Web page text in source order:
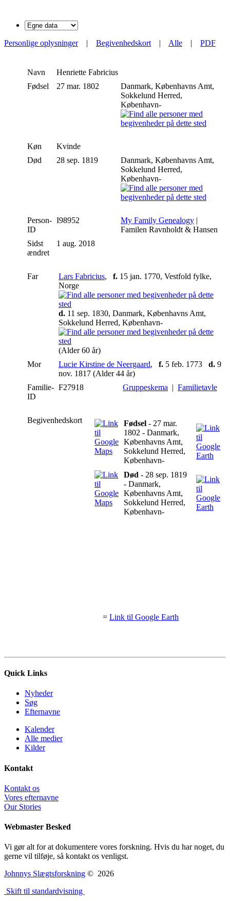
Personlige oplysninger| Begivenhedskort | Alle | PDF
Navn Henriette Fabricius
Fødsel
27 mar. 1802
Danmark, Københavns Amt,
Sokkelund Herred,
København-
Køn
Kvinde
Død
28 sep. 1819
Danmark, Københavns Amt,
Sokkelund Herred,
København-
Person-
ID
I98952 My Family Genealogy |
Familen Ravnholdt & Hansen
Sidst
ændret
1 aug. 2018
Far Lars Fabricius, f. 15 jan. 1770, Vestfold fylke,
Norge
d. 11 sep. 1830, Danmark, Københavns Amt,
Sokkelund Herred, København-
(Alder 60 år)
Mor
Lucie Kirstine de Neergaard, f. 5 feb. 1773 d. 9
nov. 1817 (Alder 44 år)
Familie-
ID
F27918 Gruppeskema | Familietavle
Begivenhedskort Fødsel - 27 mar.
1802 - Danmark,
Københavns Amt,
Sokkelund Herred,
København-
Død - 28 sep. 1819
- Danmark,
Københavns Amt,
Sokkelund Herred,
København-
= Link til Google Earth
Quick Links
Nyheder
Søg
Efternavne
Kalender
Alle medier
Kilder
Kontakt
Kontakt os
Vores efternavne
Our Stories
Webmaster Besked
Vi gør alt for at dokumentere vores forskning. Hvis du har noget, du
gerne vil tilføje, så kontakt os venligst.
Johnnys Slægtsforskning © 2026
Skift til standardvisning